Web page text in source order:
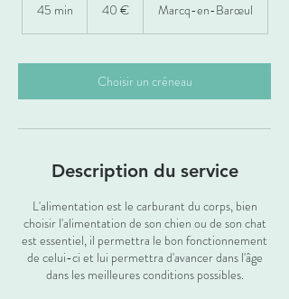
45 min
i
40 € Marcq-en-Barœul
Choisir un créneau
Description du service
L'alimentation est le carburant du corps, bien
choisir l'alimentation de son chien ou de son chat
est essentiel, il permettra le bon fonctionnement
de celui-ci et lui permettra d'avancer dans l'âge
dans les meilleures conditions possibles.